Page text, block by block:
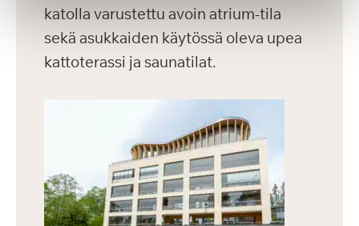
katolla varustettu avoin atrium-tila
sekä asukkaiden käytössä oleva upea
kattoterassi ja saunatilat.